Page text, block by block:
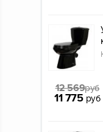
12 569руб
11 775 руб